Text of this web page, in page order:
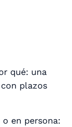
qué: una
plazos
en persona: